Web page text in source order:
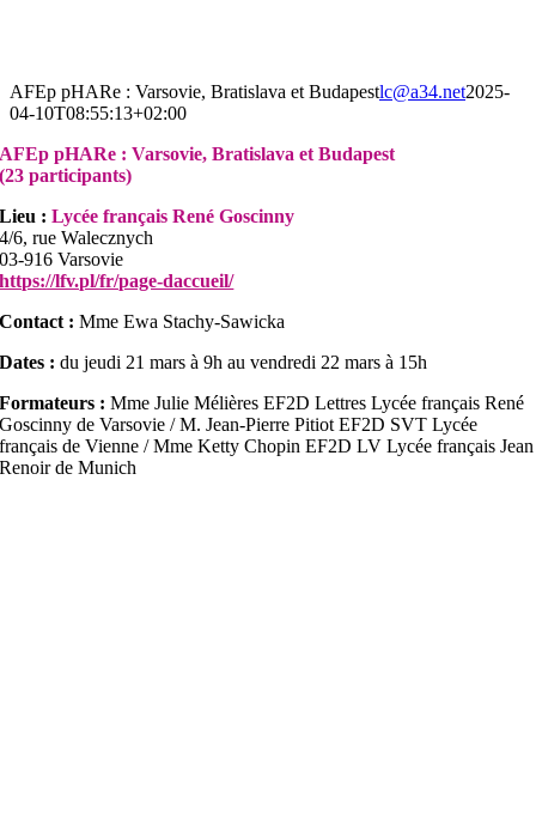
AFEp pHARe : Varsovie, Bratislava et Budapestlc@a34.net2025-
04-10T08:55:13+02:00
AFEp pHARe : Varsovie, Bratislava et Budapest
(23participants)
Lieu :Lycée français René Goscinny
4/6, rue Walecznych
03-916 Varsovie
https://lfv.pl/fr/page-daccueil/
Contact : Mme Ewa Stachy-Sawicka
Dates :du jeudi 21 mars à 9h au vendredi 22 mars à 15h
Formateurs : Mme Julie Mélières EF2D Lettres Lycée français René
Goscinny de Varsovie / M. Jean-Pierre Pitiot EF2D SVT Lycée
français de Vienne / Mme Ketty Chopin EF2D LV Lycée français Jean
Renoir de Munich